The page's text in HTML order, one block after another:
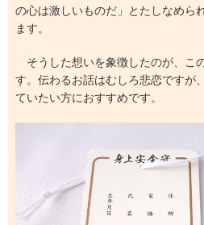
の心は激しいものだ」とたしなめら
ます。
そうした想いを象徴したのが、こ
す。伝わるお話はむしろ悲恋ですが
ていたい方におすすめです。